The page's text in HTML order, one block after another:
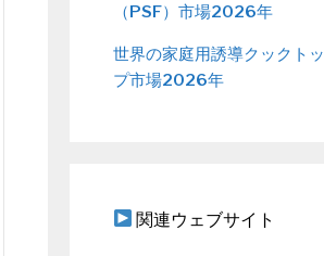
（PSF）市場2026年
世界の家庭用誘導クックトッ
プ市場2026年
関連ウェブサイト